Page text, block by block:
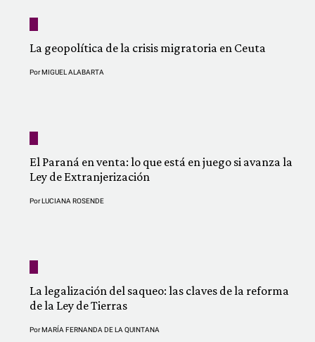
La geopolítica de la crisis migratoria en Ceuta
PorMIGUEL ALABARTA
El Paraná en venta: lo que está en juego si avanza la
Ley de Extranjerización
PorLUCIANA ROSENDE
La legalización del saqueo: las claves de la reforma
de la Ley de Tierras
PorMARÍA FERNANDA DE LA QUINTANA